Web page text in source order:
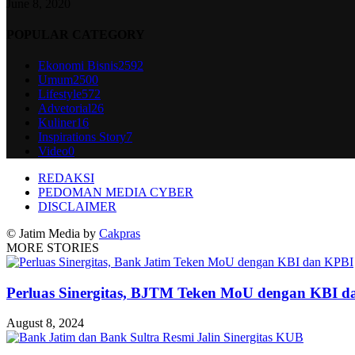
Ekonomi Bisnis2592
Umum2500
Lifestyle572
Advetorial26
Kuliner16
Inspirations Story7
Video0
REDAKSI
PEDOMAN MEDIA CYBER
DISCLAIMER
© Jatim Media by Cakpras
MORE STORIES
Perluas Sinergitas, BJTM Teken MoU dengan KBI
August 8, 2024